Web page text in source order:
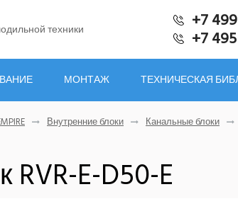
техники +7
+7
МОНТАЖ ТЕХНИЧЕСКАЯ
Внутренние блоки Канальные блоки
E-D50-E